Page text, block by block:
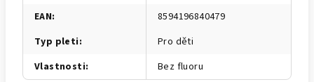
EAN:
8594196840479
Typ pleti:
Pro děti
Vlastnosti: Bez fluoru